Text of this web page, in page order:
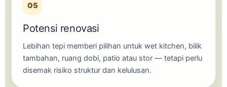
05
Potensi renovasi
Lebihan tepi memberi pilihan untuk wet kitchen, bilik
tambahan, ruang dobi, patio atau stor — tetapi perlu
disemak risiko struktur dan kelulusan.